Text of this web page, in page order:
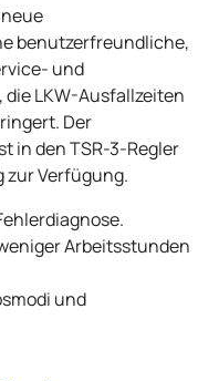
benutzerfreundliche,
und
LKW-Ausfallzeiten
Der
in den TSR-3-Regler
Verfügung.
Arbeitsstunden
und